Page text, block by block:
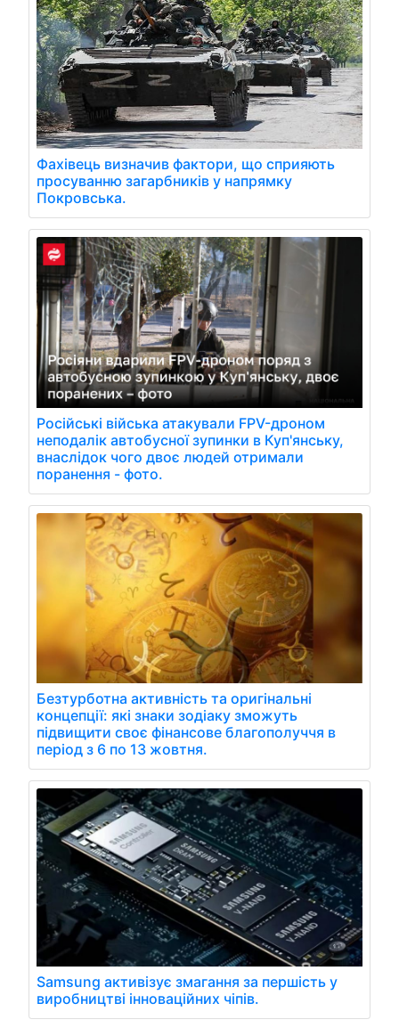
Фахівець визначив фактори, що сприяють
просуванню загарбників у напрямку
Покровська.
Російські війська атакували FPV-дроном
неподалік автобусної зупинки в Куп'янську,
внаслідок чого двоє людей отримали
поранення - фото.
Безтурботна активність та оригінальні
концепції: які знаки зодіаку зможуть
підвищити своє фінансове благополуччя в
період з 6 по 13 жовтня.
Samsung активізує змагання за першість у
виробництві інноваційних чіпів.